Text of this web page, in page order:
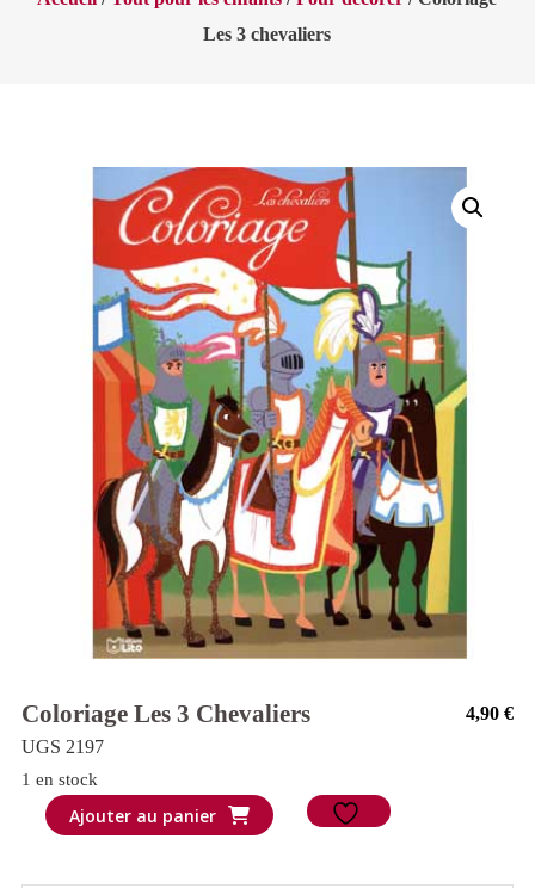
Les 3 chevaliers
Coloriage Les 3 Chevaliers 4,90€
UGS 2197
1 en stock
quantitéAjouter au panier